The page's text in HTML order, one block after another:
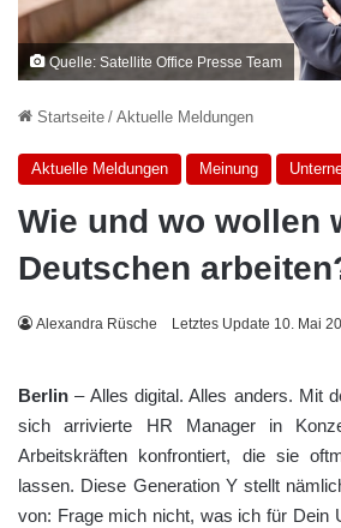
Quelle: Satellite Office Presse Team
Startseite / Aktuelle Meldungen
Aktuelle Meldungen Meinung
Wie und wo wollen
Deutschen
Alexandra Rüsche Letztes Update 10. Mai
Berlin – Alles digital. Alles anders. Mit
sich arrivierte HR Manager in
Arbeitskräften konfrontiert, die sie
lassen. Diese Generation Y stellt
von: Frage mich nicht, was ich für Dein